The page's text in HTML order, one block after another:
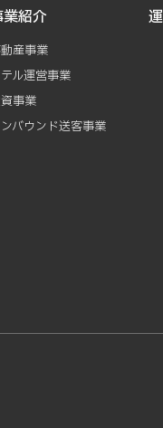
業紹介
産事業
ル運営事業
事業
バウンド送客事業